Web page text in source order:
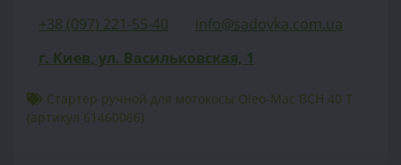
+38 (097) 221-55-40
info@sadovka.com.ua
г. Киев, ул. Васильковская, 1
Стартер ручной для мотокосы Oleo-Mac BCH 40 T
(артикул 61460066)